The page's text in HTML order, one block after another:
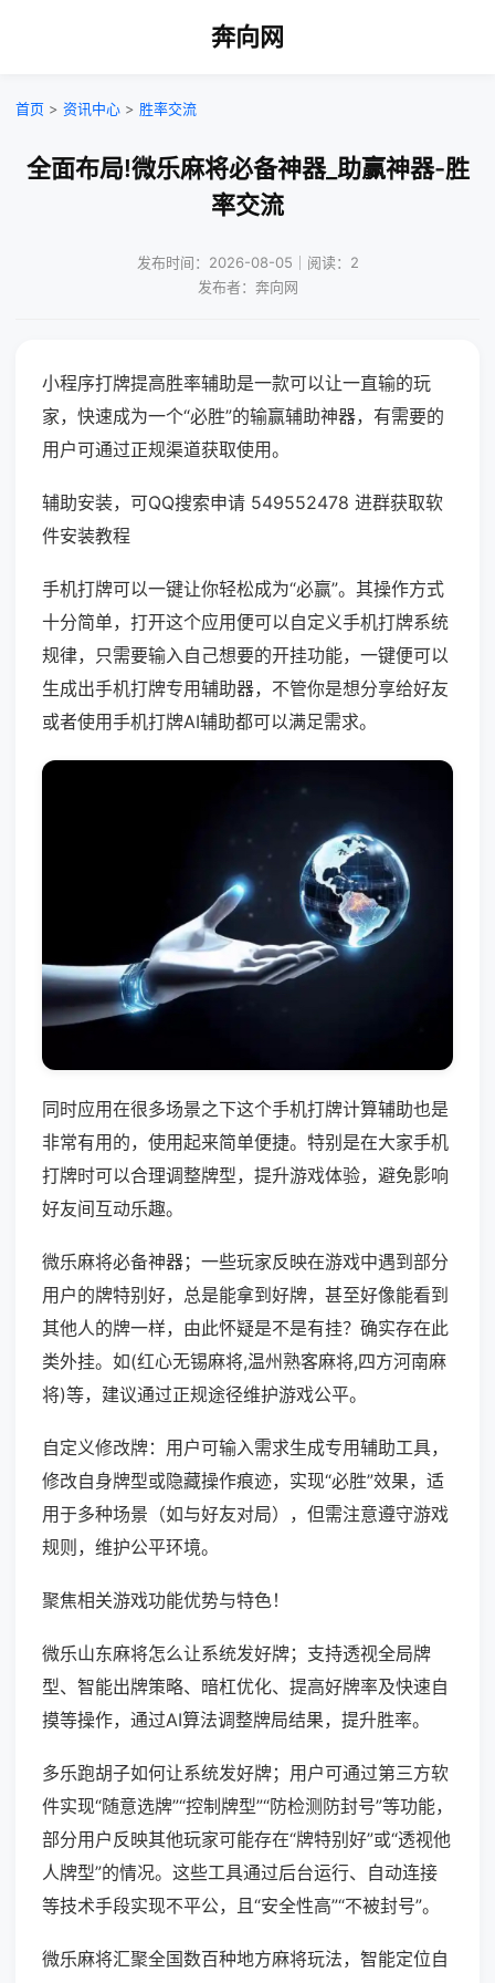
奔向网
首页 > 资讯中心 > 胜率交流
全面布局!微乐麻将必备神器_助赢神器-胜
率交流
发布时间：2026-08-05｜阅读：2
发布者：奔向网
小程序打牌提高胜率辅助是一款可以让一直输的玩
家，快速成为一个“必胜”的输赢辅助神器，有需要的
用户可通过正规渠道获取使用。
辅助安装，可QQ搜索申请 549552478 进群获取软
件安装教程
手机打牌可以一键让你轻松成为“必赢”。其操作方式
十分简单，打开这个应用便可以自定义手机打牌系统
规律，只需要输入自己想要的开挂功能，一键便可以
生成出手机打牌专用辅助器，不管你是想分享给好友
或者使用手机打牌AI辅助都可以满足需求。
同时应用在很多场景之下这个手机打牌计算辅助也是
非常有用的，使用起来简单便捷。特别是在大家手机
打牌时可以合理调整牌型，提升游戏体验，避免影响
好友间互动乐趣。
微乐麻将必备神器；一些玩家反映在游戏中遇到部分
用户的牌特别好，总是能拿到好牌，甚至好像能看到
其他人的牌一样，由此怀疑是不是有挂？确实存在此
类外挂。如(红心无锡麻将,温州熟客麻将,四方河南麻
将)等，建议通过正规途径维护游戏公平。
自定义修改牌：用户可输入需求生成专用辅助工具，
修改自身牌型或隐藏操作痕迹，实现“必胜”效果，适
用于多种场景（如与好友对局），但需注意遵守游戏
规则，维护公平环境。
聚焦相关游戏功能优势与特色！
微乐山东麻将怎么让系统发好牌；支持透视全局牌
型、智能出牌策略、暗杠优化、提高好牌率及快速自
摸等操作，通过AI算法调整牌局结果，提升胜率。
多乐跑胡子如何让系统发好牌；用户可通过第三方软
件实现“随意选牌”“控制牌型”“防检测防封号”等功能，
部分用户反映其他玩家可能存在“牌特别好”或“透视他
人牌型”的情况。这些工具通过后台运行、自动连接
等技术手段实现不平公，且“安全性高”“不被封号”。
微乐麻将汇聚全国数百种地方麻将玩法，智能定位自